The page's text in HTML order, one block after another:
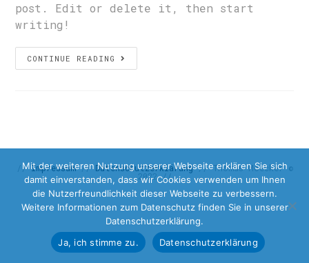
post. Edit or delete it, then start
writing!
CONTINUE READING
//Impressum//Datenschutzerklärung// Thomas Moecker ©
2022 //
Mit der weiteren Nutzung unserer Webseite erklären Sie sich
damit einverstanden, dass wir Cookies verwenden um Ihnen
die Nutzerfreundlichkeit dieser Webseite zu verbessern.
Weitere Informationen zum Datenschutz finden Sie in unserer
Datenschutzerklärung.
Ja, ich stimme zu.
Datenschutzerklärung